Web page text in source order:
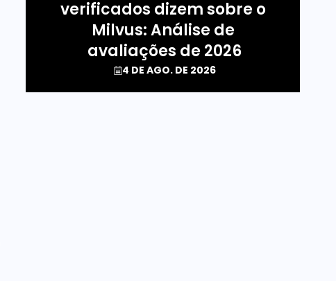
verificados dizem sobre o
Milvus: Análise de
avaliações de 2026
4 DE AGO. DE 2026